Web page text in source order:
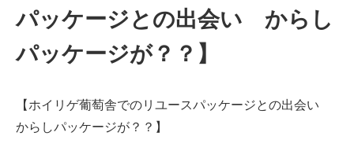
パッケージとの出会い からし
パッケージが？？】
【ホイリゲ葡萄舎でのリユースパッケージとの出会い
からしパッケージが？？】